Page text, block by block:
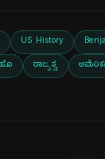
US History
ರಾಜ್ಯತ್ವ